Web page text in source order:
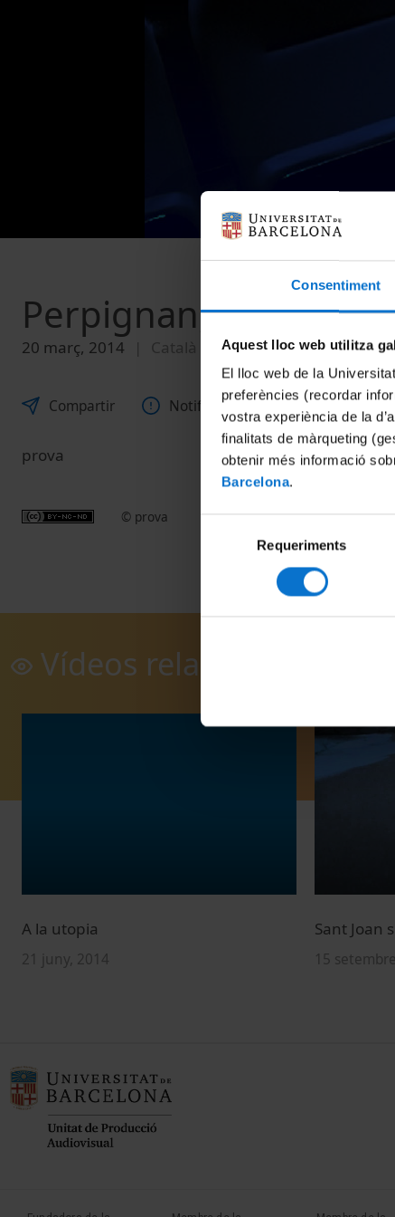
Consentiment
Aquest lloc web utilitza
El lloc web de la
preferències (recordar
vostra experiència de la
finalitats de màrqueting
obtenir més informació
Barcelona.
Requeriments
Perpignan, short Film
20 març, 2014 Català
Compartir Notificar
prova
© prova
Vídeos relacionats
A la utopia
21 juny, 2014
Sant Joan
15